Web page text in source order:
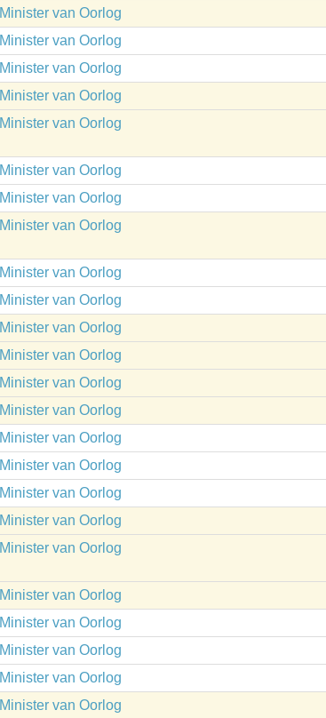
Minister van Oorlog
Minister van Oorlog
Minister van Oorlog
Minister van Oorlog
Minister van Oorlog
Minister van Oorlog
Minister van Oorlog
Minister van Oorlog
Minister van Oorlog
Minister van Oorlog
Minister van Oorlog
Minister van Oorlog
Minister van Oorlog
Minister van Oorlog
Minister van Oorlog
Minister van Oorlog
Minister van Oorlog
Minister van Oorlog
Minister van Oorlog
Minister van Oorlog
Minister van Oorlog
Minister van Oorlog
Minister van Oorlog
Minister van Oorlog